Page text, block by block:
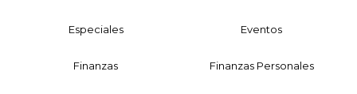
Especiales Eventos
Finanzas Finanzas Personales